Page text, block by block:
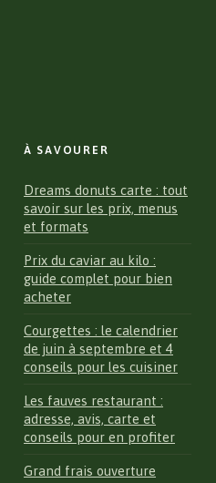
À SAVOURER
Dreams donuts carte : tout
savoir sur les prix, menus
et formats
Prix du caviar au kilo :
guide complet pour bien
acheter
Courgettes : le calendrier
de juin à septembre et 4
conseils pour les cuisiner
Les fauves restaurant :
adresse, avis, carte et
conseils pour en profiter
Grand frais ouverture